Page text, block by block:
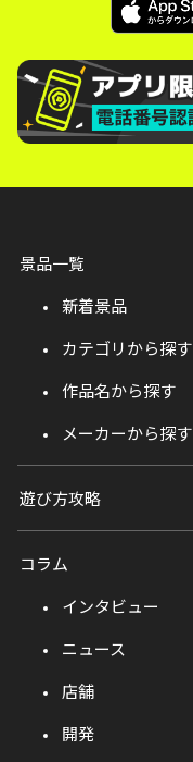
景品一覧
新着景品
カテゴリから探す
作品名から探す
メーカーから探す
遊び方攻略
コラム
インタビュー
ニュース
店舗
開発